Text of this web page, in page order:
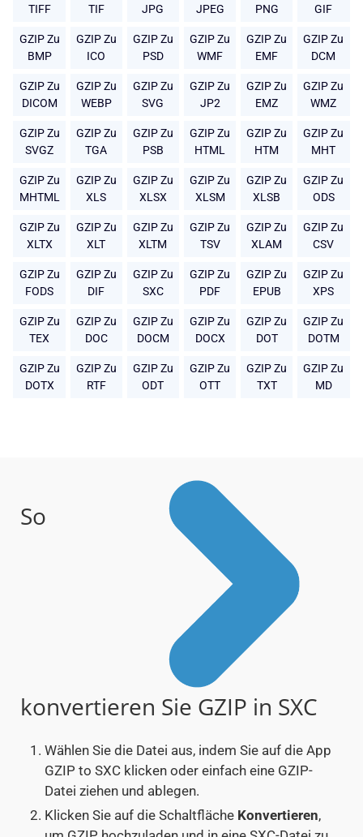
TIFF
TIF
JPG
JPEG
PNG
GIF
GZIP Zu
BMP
GZIP Zu
ICO
GZIP Zu
PSD
GZIP Zu
WMF
GZIP Zu
EMF
GZIP Zu
DCM
GZIP Zu
DICOM
GZIP Zu
WEBP
GZIP Zu
SVG
GZIP Zu
JP2
GZIP Zu
EMZ
GZIP Zu
WMZ
GZIP Zu
SVGZ
GZIP Zu
TGA
GZIP Zu
PSB
GZIP Zu
HTML
GZIP Zu
HTM
GZIP Zu
MHT
GZIP Zu
MHTML
GZIP Zu
XLS
GZIP Zu
XLSX
GZIP Zu
XLSM
GZIP Zu
XLSB
GZIP Zu
ODS
GZIP Zu
XLTX
GZIP Zu
XLT
GZIP Zu
XLTM
GZIP Zu
TSV
GZIP Zu
XLAM
GZIP Zu
CSV
GZIP Zu
FODS
GZIP Zu
DIF
GZIP Zu
SXC
GZIP Zu
PDF
GZIP Zu
EPUB
GZIP Zu
XPS
GZIP Zu
TEX
GZIP Zu
DOC
GZIP Zu
DOCM
GZIP Zu
DOCX
GZIP Zu
DOT
GZIP Zu
DOTM
GZIP Zu
DOTX
GZIP Zu
RTF
GZIP Zu
ODT
GZIP Zu
OTT
GZIP Zu
TXT
GZIP Zu
MD
So
konvertieren Sie GZIP in SXC
Wählen Sie die Datei aus, indem Sie auf die App
GZIP to SXC klicken oder einfach eine GZIP-
Datei ziehen und ablegen.
Klicken Sie auf die Schaltfläche Konvertieren,